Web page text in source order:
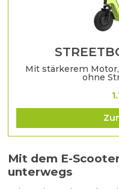
Mit stärkerem
ohne
Mit dem E-
unterwegs